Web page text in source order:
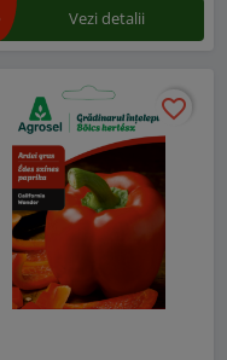
Vezi detalii
favorite_border
favorite_border